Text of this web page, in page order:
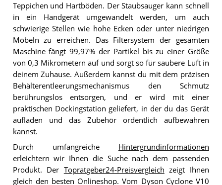
Teppichen und Hartböden. Der Staubsauger kann schnell
in ein Handgerät umgewandelt werden, um auch
schwierige Stellen wie hohe Ecken oder unter niedrigen
Möbeln zu erreichen. Das Filtersystem der gesamten
Maschine fängt 99,97% der Partikel bis zu einer Größe
von 0,3 Mikrometern auf und sorgt so für saubere Luft in
deinem Zuhause. Außerdem kannst du mit dem präzisen
Behälterentleerungsmechanismus den Schmutz
berührungslos entsorgen, und er wird mit einer
praktischen Dockingstation geliefert, in der du das Gerät
aufladen und das Zubehör ordentlich aufbewahren
kannst.
Durch umfangreiche Hintergrundinformationen
erleichtern wir Ihnen die Suche nach dem passenden
Produkt. Der Topratgeber24-Preisvergleich zeigt Ihnen
gleich den besten Onlineshop. Vom Dyson Cyclone V10